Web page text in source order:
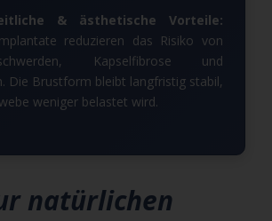
& ästhetische Vorteile:
reduzieren das Risiko von
Kapselfibrose und
Die Brustform bleibt langfristig stabil,
weniger belastet wird.
natürlichen